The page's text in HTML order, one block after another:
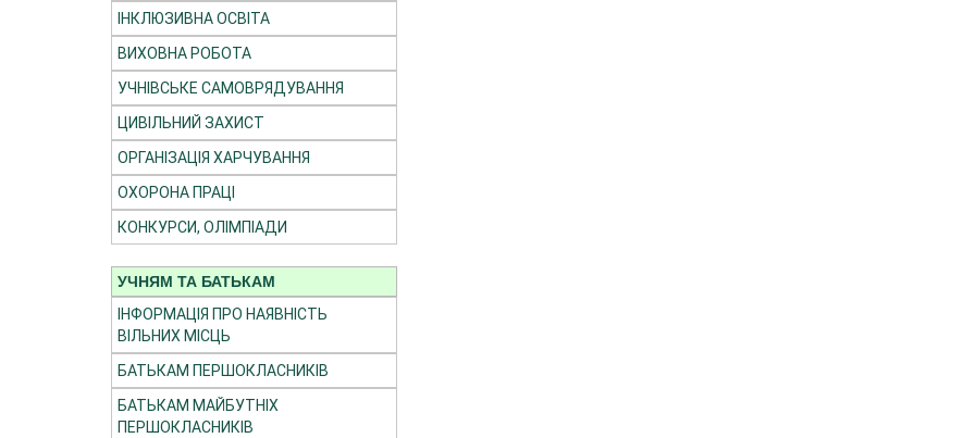
ІНКЛЮЗИВНА ОСВІТА
ВИХОВНА РОБОТА
УЧНІВСЬКЕ САМОВРЯДУВАННЯ
ЦИВІЛЬНИЙ ЗАХИСТ
ОРГАНІЗАЦІЯ ХАРЧУВАННЯ
ОХОРОНА ПРАЦІ
КОНКУРСИ, ОЛІМПІАДИ
УЧНЯМ ТА БАТЬКАМ
ІНФОРМАЦІЯ ПРО НАЯВНІСТЬ
ВІЛЬНИХ МІСЦЬ
БАТЬКАМ ПЕРШОКЛАСНИКІВ
БАТЬКАМ МАЙБУТНІХ
ПЕРШОКЛАСНИКІВ